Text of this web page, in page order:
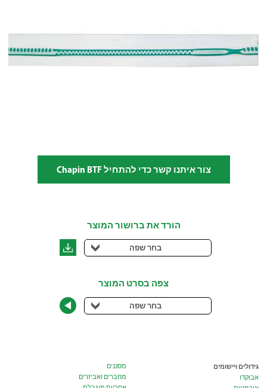
צור איתנו קשר כדי להתחיל Chapin BTF
הורד את ברושור המוצר
בחר שפה
צפה בסרט המוצר
בחר שפה
גידולים ויישומים
אבוקדו
מסננים
מחברים ואביזרים